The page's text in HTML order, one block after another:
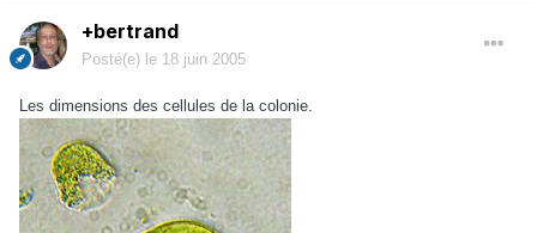
+bertrand
Posté(e) le 18 juin 2005
Les dimensions des cellules de la colonie.